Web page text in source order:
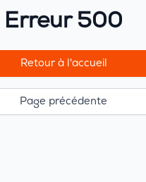
Erreur 500
Retour à l'accueil
Page précédente